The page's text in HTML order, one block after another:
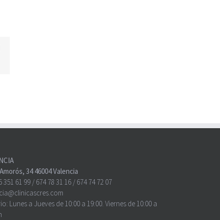
34 46004 Valencia
351 61 99 / 674 78 31 16 / 674 74 72 07
Lunes a Jueves de 10:00 a 19:00. Viernes de 10:00 a